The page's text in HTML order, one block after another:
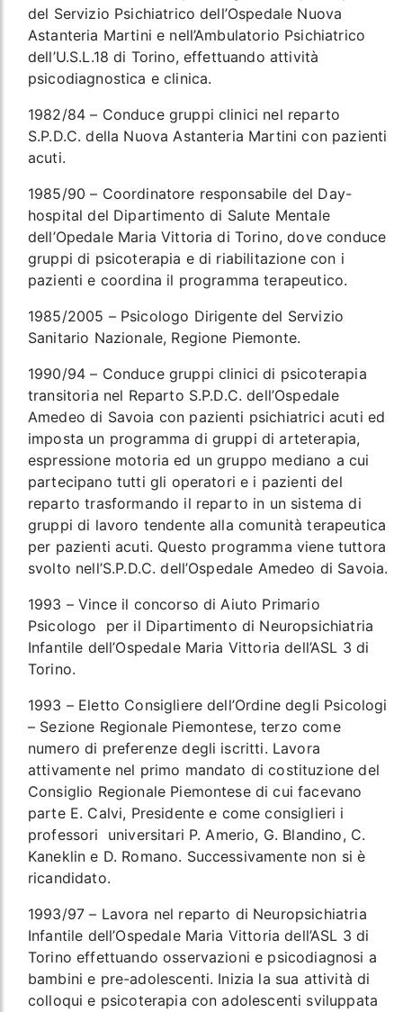
del Servizio Psichiatrico dell’Ospedale Nuova
Astanteria Martini e nell’Ambulatorio Psichiatrico
dell’U.S.L.18 di Torino, effettuando attività
psicodiagnostica e clinica.
1982/84 – Conduce gruppi clinici nel reparto
S.P.D.C. della Nuova Astanteria Martini con pazienti
acuti.
1985/90 – Coordinatore responsabile del Day-
hospital del Dipartimento di Salute Mentale
dell’Opedale Maria Vittoria di Torino, dove conduce
gruppi di psicoterapia e di riabilitazione con i
pazienti e coordina il programma terapeutico.
1985/2005 – Psicologo Dirigente del Servizio
Sanitario Nazionale, Regione Piemonte.
1990/94 – Conduce gruppi clinici di psicoterapia
transitoria nel Reparto S.P.D.C. dell’Ospedale
Amedeo di Savoia con pazienti psichiatrici acuti ed
imposta un programma di gruppi di arteterapia,
espressione motoria ed un gruppo mediano a cui
partecipano tutti gli operatori e i pazienti del
reparto trasformando il reparto in un sistema di
gruppi di lavoro tendente alla comunità terapeutica
per pazienti acuti. Questo programma viene tuttora
svolto nell’S.P.D.C. dell’Ospedale Amedeo di Savoia.
1993 – Vince il concorso di Aiuto Primario
Psicologo per il Dipartimento di Neuropsichiatria
Infantile dell’Ospedale Maria Vittoria dell’ASL 3 di
Torino.
1993 – Eletto Consigliere dell’Ordine degli Psicologi
– Sezione Regionale Piemontese, terzo come
numero di preferenze degli iscritti. Lavora
attivamente nel primo mandato di costituzione del
Consiglio Regionale Piemontese di cui facevano
parte E. Calvi, Presidente e come consiglieri i
professori universitari P. Amerio, G. Blandino, C.
Kaneklin e D. Romano. Successivamente non si è
ricandidato.
1993/97 – Lavora nel reparto di Neuropsichiatria
Infantile dell’Ospedale Maria Vittoria dell’ASL 3 di
Torino effettuando osservazioni e psicodiagnosi a
bambini e pre-adolescenti. Inizia la sua attività di
colloqui e psicoterapia con adolescenti sviluppata